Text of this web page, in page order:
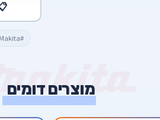
#Makita
מוצרים דומים